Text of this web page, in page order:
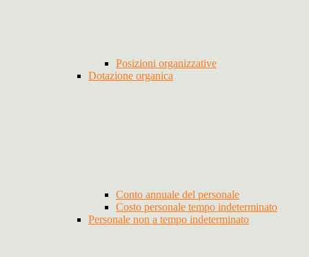
Posizioni organizzative
Dotazione organica
Conto annuale del personale
Costo personale tempo indeterminato
Personale non a tempo indeterminato